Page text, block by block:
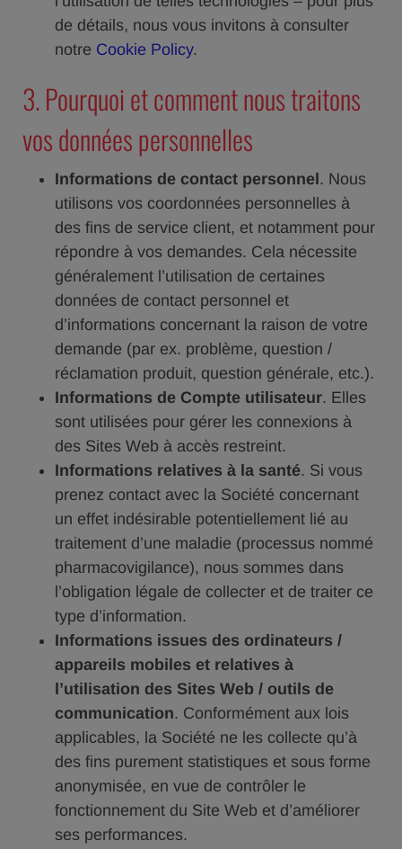
de détails, nous vous invitons à consulter
notre Cookie Policy.
3. Pourquoi et comment nous traitons
vos données personnelles
Informations de contact personnel . Nous
utilisons vos coordonnées personnelles à
des fins de service client, et notamment pour
répondre à vos demandes. Cela nécessite
généralement l’utilisation de certaines
données de contact personnel et
d’informations concernant la raison de votre
demande (par ex. problème, question /
réclamation produit, question générale, etc.).
Informations de Compte utilisateur. Elles
sont utilisées pour gérer les connexions à
des Sites Web à accès restreint.
Informations relatives à la santé. Si vous
prenez contact avec la Société concernant
un effet indésirable potentiellement lié au
traitement d’une maladie (processus nommé
pharmacovigilance), nous sommes dans
l’obligation légale de collecter et de traiter ce
type d’information.
Informations issues des ordinateurs /
appareils mobiles et relatives à
l’utilisation des Sites Web / outils de
communication. Conformément aux lois
applicables, la Société ne les collecte qu’à
des fins purement statistiques et sous forme
anonymisée, en vue de contrôler le
fonctionnement du Site Web et d’améliorer
ses performances.